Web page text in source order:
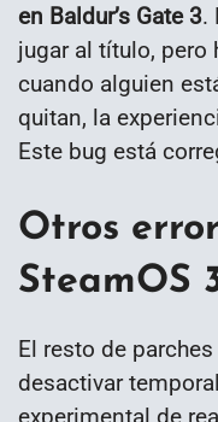
en Baldur’s Gate 3.
jugar al título, pero
cuando alguien
quitan, la
Este bug está
Otros
SteamOS
El resto de
desactivar
experimental de